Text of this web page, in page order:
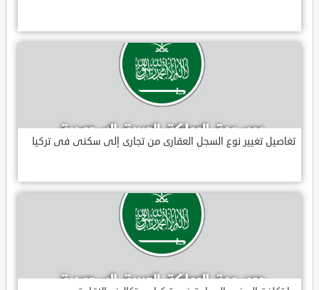
تغاصيل تغيير نوع السجل العقارى من تجارى إلى سكنى فى تركيا